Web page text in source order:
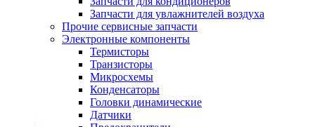
Запчасти для увлажнителей воздуха
Прочие сервисные запчасти
Электронные компоненты
Термисторы
Транзисторы
Микросхемы
Конденсаторы
Головки динамические
Датчики